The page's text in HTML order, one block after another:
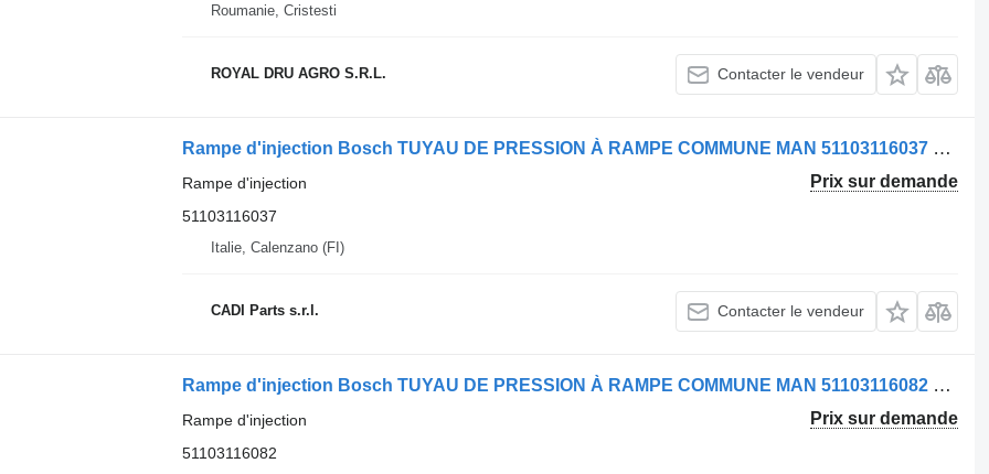
Roumanie, Cristesti
ROYAL DRU AGRO S.R.L. Contacter le vendeur
Rampe d'injection Bosch TUYAU DE PRESSION À RAMPE COMMUNE MAN 51103116037 pour camion MAN
Prix sur demande
Rampe d'injection
51103116037
Italie, Calenzano (FI)
CADI Parts s.r.l. Contacter le vendeur
Rampe d'injection Bosch TUYAU DE PRESSION À RAMPE COMMUNE MAN 51103116082 pour camion MAN
Prix sur demande
Rampe d'injection
51103116082